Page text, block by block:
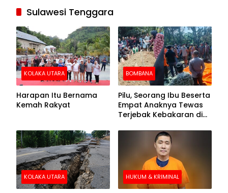
Sulawesi Tenggara
KOLAKA UTARA
Harapan Itu Bernama
Kemah Rakyat
BOMBANA
Pilu, Seorang Ibu Beserta
Empat Anaknya Tewas
Terjebak Kebakaran di
KOLAKA UTARA HUKUM & KRIMINAL